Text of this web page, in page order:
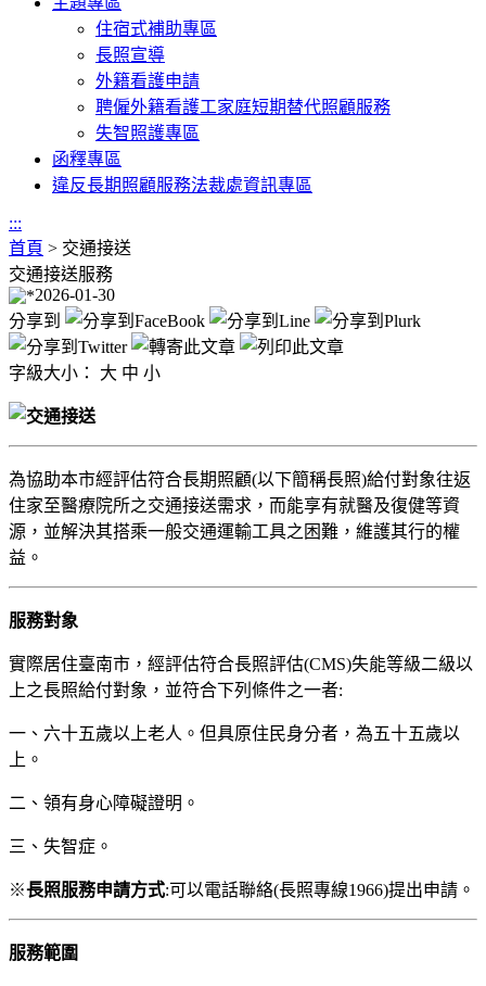
住宿式補助專區
長照宣導
外籍看護申請
聘僱外籍看護工家庭短期替代照顧服務
失智照護專區
函釋專區
違反長期照顧服務法裁處資訊專區
:::
首頁 > 交通接送
交通接送服務
2026-01-30
分享到
字級大小： 大 中 小
為協助本市經評估符合長期照顧(以下簡稱長照)給付對象往返
住家至醫療院所之交通接送需求，而能享有就醫及復健等資
源，並解決其搭乘一般交通運輸工具之困難，維護其行的權
益。
服務對象
實際居住臺南市，經評估符合長照評估(CMS)失能等級二級以
上之長照給付對象，並符合下列條件之一者:
一、六十五歲以上老人。但具原住民身分者，為五十五歲以
上。
二、領有身心障礙證明。
三、失智症。
※長照服務申請方式:可以電話聯絡(長照專線1966)提出申請。
服務範圍